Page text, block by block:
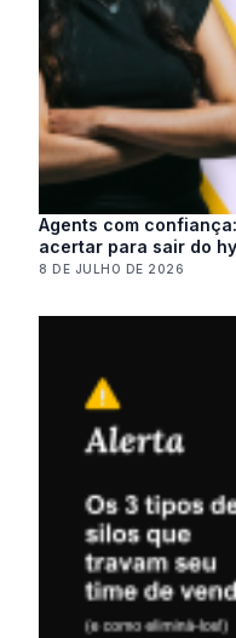
Agents com
acertar para sair do
8 DE JULHO DE 2026